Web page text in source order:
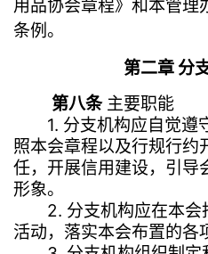
用品协会章程》和本管理
条例。
第二章 分
第八条主要职能
1. 分支机构应自觉遵
照本会章程以及行规行约
任，开展信用建设，引导
形象。
2. 分支机构应在本会
活动，落实本会布置的各